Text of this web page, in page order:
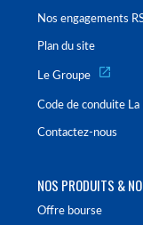
Nos engagements
Plan du site
Le Groupe
Code de conduite La
Contactez-nous
NOS PRODUITS &
Offre bourse